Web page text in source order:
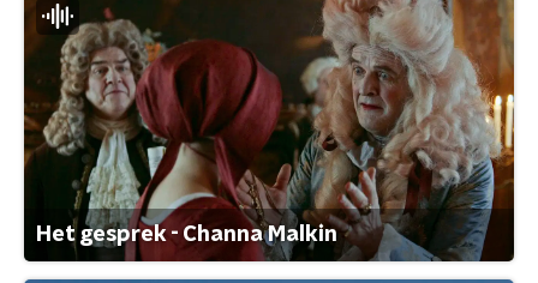
Het gesprek - Channa Malkin